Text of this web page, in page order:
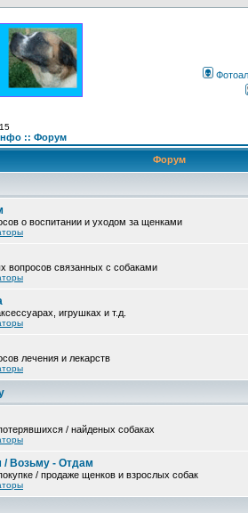
:: Форум
Форум
о воспитании и уходом за щенками
вопросов связанных с собаками
игрушках и т.д.
лечения и лекарств
/ найденых собаках
Возьму - Отдам
/ продаже щенков и взрослых собак